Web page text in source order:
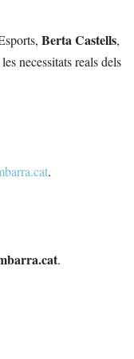
Berta Castells,
necessitats reals dels
.
.